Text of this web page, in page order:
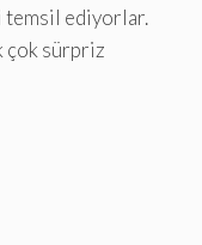
temsil ediyorlar.
çok sürpriz